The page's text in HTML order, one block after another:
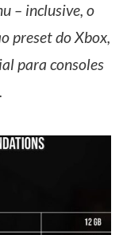
– inclusive, o
preset do Xbox,
para consoles